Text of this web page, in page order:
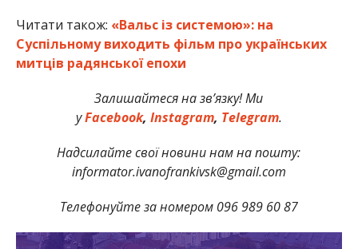
Читати також: «Вальс із системою»: на
Суспільному виходить фільм про українських
митців радянської епохи
Залишайтеся на зв’язку! Ми
уFacebook, Instagram, Telegram.
Надсилайте свої новини нам на пошту:
informator.ivanofrankivsk@gmail.com
Телефонуйте за номером 096 989 60 87